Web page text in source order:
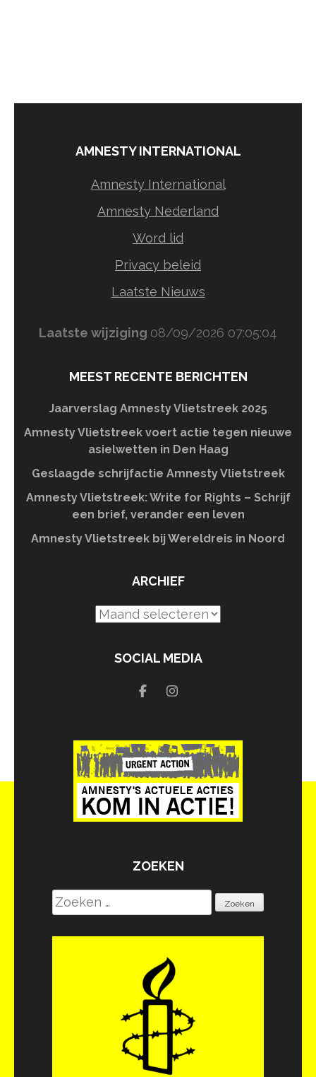
AMNESTY INTERNATIONAL
Amnesty International
Amnesty Nederland
Word lid
Privacy beleid
Laatste Nieuws
Laatste wijziging 08/09/2026 07:05:04
MEEST RECENTE BERICHTEN
Jaarverslag Amnesty Vlietstreek 2025
Amnesty Vlietstreek voert actie tegen nieuwe
asielwetten in Den Haag
Geslaagde schrijfactie Amnesty Vlietstreek
Amnesty Vlietstreek: Write for Rights – Schrijf
een brief, verander een leven
Amnesty Vlietstreek bij Wereldreis in Noord
ARCHIEF
Archief
SOCIAL MEDIA
ZOEKEN
Zoeken
naar: